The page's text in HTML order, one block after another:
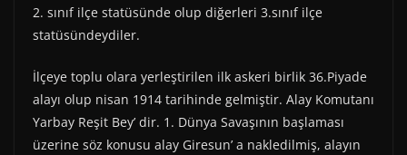
2. sınıf ilçe statüsünde olup diğerleri 3.sınıf ilçe
statüsündeydiler.
İlçeye toplu olara yerleştirilen ilk askeri birlik 36.Piyade
alayı olup nisan 1914 tarihinde gelmiştir. Alay Komutanı
Yarbay Reşit Bey’ dir. 1. Dünya Savaşının başlaması
üzerine söz konusu alay Giresun’ a nakledilmiş, alayın